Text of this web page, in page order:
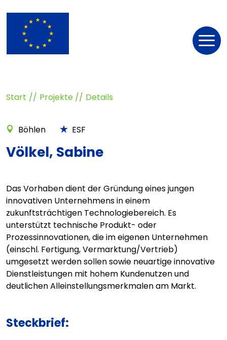
Start Projekte Details
Böhlen ESF
Völkel, Sabine
Das Vorhaben dient der Gründung eines jungen
innovativen Unternehmens in einem
zukunftsträchtigen Technologiebereich. Es
unterstützt technische Produkt- oder
Prozessinnovationen, die im eigenen Unternehmen
(einschl. Fertigung, Vermarktung/Vertrieb)
umgesetzt werden sollen sowie neuartige innovative
Dienstleistungen mit hohem Kundenutzen und
deutlichen Alleinstellungsmerkmalen am Markt.
Steckbrief: